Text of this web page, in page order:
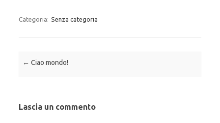
Categoria: Senza categoria
Navigazione articolo
← Ciao mondo!
Lascia un commento